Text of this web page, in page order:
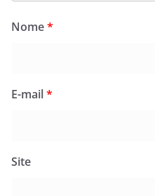
Nome*
E-mail*
Site